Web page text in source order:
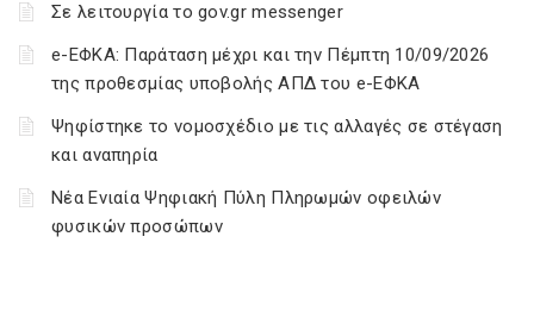
Σε λειτουργία το gov.gr messenger
e-ΕΦΚΑ: Παράταση μέχρι και την Πέμπτη 10/09/2026
της προθεσμίας υποβολής ΑΠΔ του e-ΕΦΚΑ
Ψηφίστηκε το νομοσχέδιο με τις αλλαγές σε στέγαση
και αναπηρία
Νέα Ενιαία Ψηφιακή Πύλη Πληρωμών οφειλών
φυσικών προσώπων